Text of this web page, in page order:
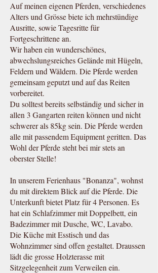
Auf meinen eigenen Pferden, verschiedenes
Alters und Grösse biete ich mehrstündige
Ausritte, sowie Tagesritte für
Fortgeschrittene an.
Wir haben ein wunderschönes,
abwechslungsreiches Gelände mit Hügeln,
Feldern und Wäldern. Die Pferde werden
gemeinsam geputzt und auf das Reiten
vorbereitet.
Du solltest bereits selbständig und sicher in
allen 3 Gangarten reiten können und nicht
schwerer als 85kg sein. Die Pferde werden
alle mit passendem Equipment geritten. Das
Wohl der Pferde steht bei mir stets an
oberster Stelle!
In unserem Ferienhaus "Bonanza", wohnst
du mit direktem Blick auf die Pferde. Die
Unterkunft bietet Platz für 4 Personen. Es
hat ein Schlafzimmer mit Doppelbett, ein
Badezimmer mit Dusche, WC, Lavabo.
Die Küche mit Esstisch und das
Wohnzimmer sind offen gestaltet. Draussen
lädt die grosse Holzterasse mit
Sitzgelegenheit zum Verweilen ein.